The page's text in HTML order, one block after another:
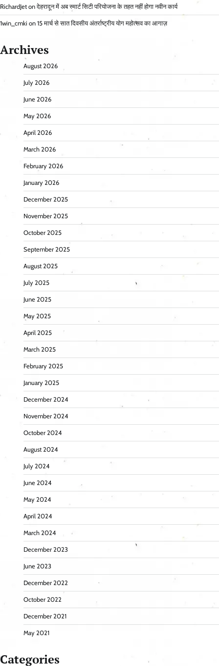
RichardJet onदेहरादून में अब स्मार्ट सिटी परियोजना के तहत नहीं होगा नवीन कार्य
1win_cmki on 15 मार्च से सात दिवसीय अंतर्राष्ट्रीय योग महोत्सव का आगाज़
Archives
August 2026
July 2026
June 2026
May 2026
April 2026
March 2026
February 2026
January 2026
December 2025
November 2025
October 2025
September 2025
August 2025
July 2025
June 2025
May 2025
April 2025
March 2025
February 2025
January 2025
December 2024
November 2024
October 2024
August 2024
July 2024
June 2024
May 2024
April 2024
March 2024
December 2023
June 2023
December 2022
October 2022
December 2021
May 2021
Categories